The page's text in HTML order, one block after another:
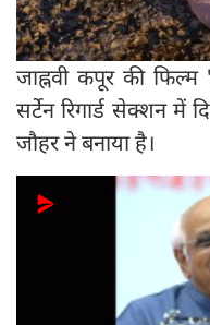
जाह्नवी कपूर की
सर्टेन रिगार्ड सेक्शन में
जौहर ने बनाया है।